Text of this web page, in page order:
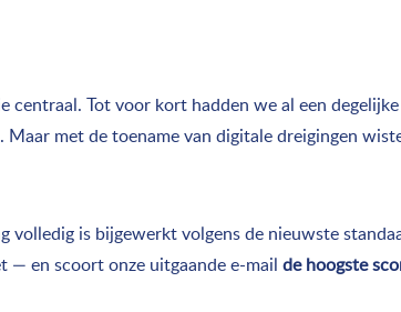
Tot voor kort hadden we al een
Maar met de toename van digitale dreigingen
volledig is bijgewerkt volgens de nieuwste
en scoort onze uitgaande e-mail de hoogste